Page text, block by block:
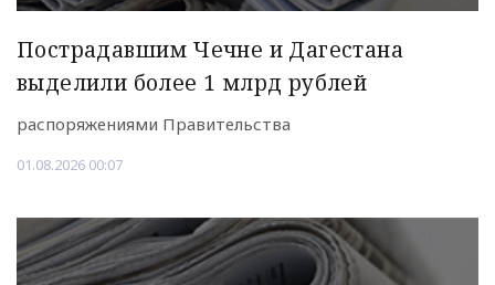
Пострадавшим Чечне и Дагестана
выделили более 1 млрд рублей
распоряжениями Правительства
01.08.2026 00:07